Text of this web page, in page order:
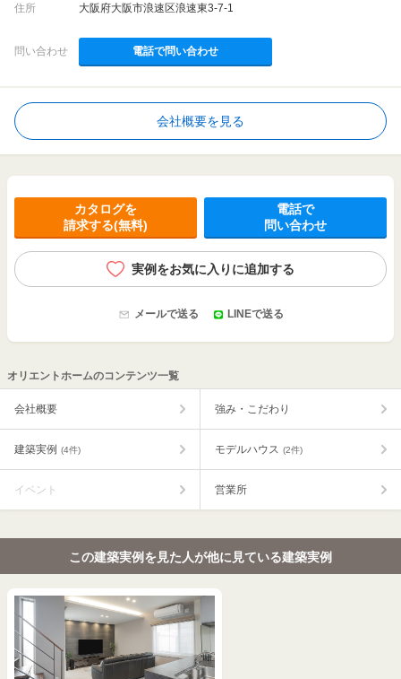
住所 大阪府大阪市浪速区浪速東3-7-1
問い合わせ 電話で問い合わせ
会社概要を見る
カタログを
請求する(無料)
電話で
問い合わせ
実例をお気に入りに追加する
メールで送る LINEで送る
オリエントホームのコンテンツ一覧
会社概要 強み・こだわり
建築実例 (4件) モデルハウス (2件)
イベント 営業所
この建築実例を見た人が他に見ている建築実例